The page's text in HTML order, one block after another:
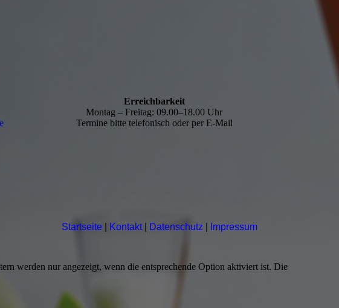
Erreichbarkeit
Montag – Freitag: 09.00–18.00 Uhr
Termine bitte telefonisch oder per E-Mail
Startseite Kontakt Datenschutz Impressum
werden nur angezeigt, wenn die entsprechende Option aktiviert ist. Die